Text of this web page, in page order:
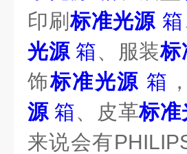
印刷标准光源 箱
光源箱、服装标
饰标准光源 箱
源箱、皮革标准
来说会有